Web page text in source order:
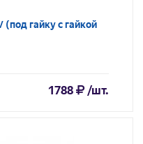
(под гайку с гайкой
1788 /шт.